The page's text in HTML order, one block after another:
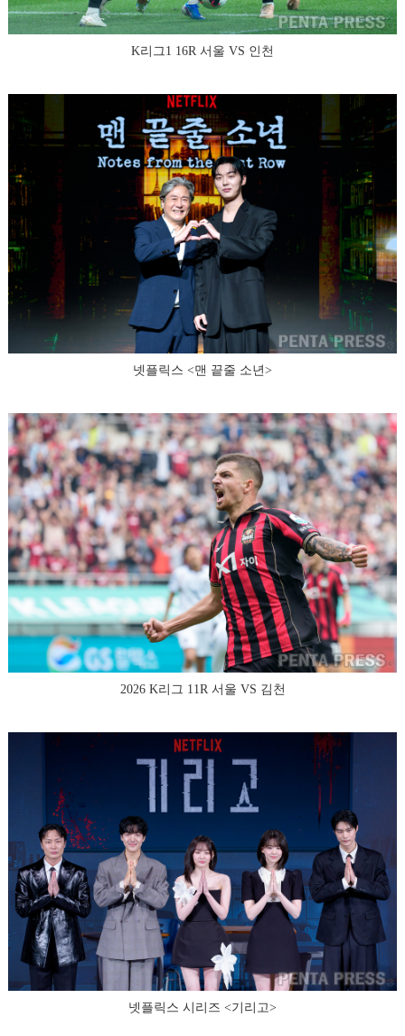
K리그1 16R 서울 VS 인천
넷플릭스 <맨 끝줄 소년>
2026 K리그 11R 서울 VS 김천
넷플릭스 시리즈 <기리고>